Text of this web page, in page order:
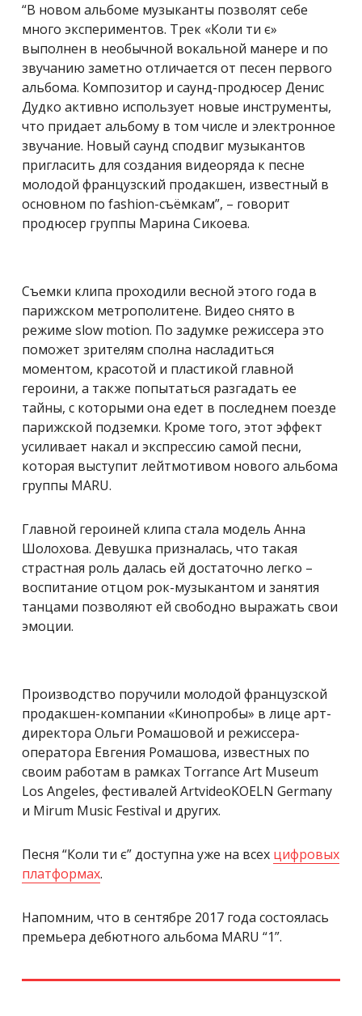
“В новом альбоме музыканты позволят себе
много экспериментов. Трек «Коли ти є»
выполнен в необычной вокальной манере и по
звучанию заметно отличается от песен первого
альбома. Композитор и саунд-продюсер Денис
Дудко активно использует новые инструменты,
что придает альбому в том числе и электронное
звучание. Новый саунд сподвиг музыкантов
пригласить для создания видеоряда к песне
молодой французский продакшен, известный в
основном по fashion-съёмкам”, – говорит
продюсер группы Марина Сикоева.
Съемки клипа проходили весной этого года в
парижском метрополитене. Видео снято в
режиме slow motion. По задумке режиссера это
поможет зрителям сполна насладиться
моментом, красотой и пластикой главной
героини, а также попытаться разгадать ее
тайны, с которыми она едет в последнем поезде
парижской подземки. Кроме того, этот эффект
усиливает накал и экспрессию самой песни,
которая выступит лейтмотивом нового альбома
группы MARU.
Главной героиней клипа стала модель Анна
Шолохова. Девушка призналась, что такая
страстная роль далась ей достаточно легко –
воспитание отцом рок-музыкантом и занятия
танцами позволяют ей свободно выражать свои
эмоции.
Производство поручили молодой французской
продакшен-компании «Кинопробы» в лице арт-
директора Ольги Ромашовой и режиссера-
оператора Евгения Ромашова, известных по
своим работам в рамках Torrance Art Museum
Los Angeles, фестивалей ArtvideoKOELN Germany
и Mirum Music Festival и других.
Песня “Коли ти є” доступна уже на всех цифровых
платформах.
Напомним, что в сентябре 2017 года состоялась
премьера дебютного альбома MARU “1”.